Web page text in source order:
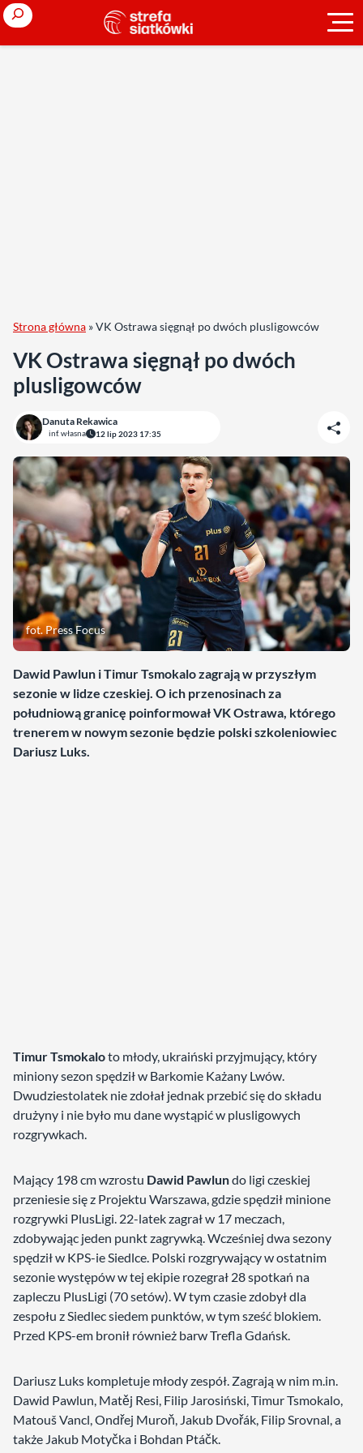
Search
Strona główna »VK Ostrawa sięgnął po dwóch plusligowców
VK Ostrawa sięgnął po dwóch
plusligowców
Danuta Rekawica
inf. własna 12 lip 2023 17:35
fot. Press Focus
Dawid Pawlun i Timur Tsmokalo zagrają w przyszłym
sezonie w lidze czeskiej. O ich przenosinach za
południową granicę poinformował VK Ostrawa, którego
trenerem w nowym sezonie będzie polski szkoleniowiec
Dariusz Luks.
Timur Tsmokaloto młody, ukraiński przyjmujący, który
miniony sezon spędził w Barkomie Każany Lwów.
Dwudziestolatek nie zdołał jednak przebić się do składu
drużyny i nie było mu dane wystąpić w plusligowych
rozgrywkach.
Mający 198 cm wzrostu Dawid Pawlundo ligi czeskiej
przeniesie się z Projektu Warszawa, gdzie spędził minione
rozgrywki PlusLigi. 22-latek zagrał w 17 meczach,
zdobywając jeden punkt zagrywką. Wcześniej dwa sezony
spędził w KPS-ie Siedlce. Polski rozgrywający w ostatnim
sezonie występów w tej ekipie rozegrał 28 spotkań na
zapleczu PlusLigi (70 setów). W tym czasie zdobył dla
zespołu z Siedlec siedem punktów, w tym sześć blokiem.
Przed KPS-em bronił również barw Trefla Gdańsk.
Dariusz Luks kompletuje młody zespół. Zagrają w nim m.in.
Dawid Pawlun, Matěj Resi, Filip Jarosiński, Timur Tsmokalo,
Matouš Vancl, Ondřej Muroň, Jakub Dvořák, Filip Srovnal, a
także Jakub Motyčka i Bohdan Ptáčk.